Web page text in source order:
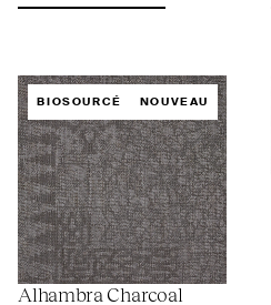
BIOSOURCÉ NOUVEAU
Alhambra Charcoal